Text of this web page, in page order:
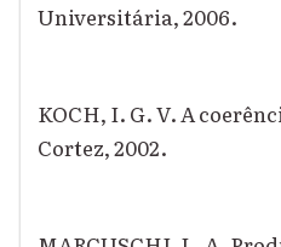
Universitária, 2006.
KOCH, I. G. V. A
Cortez, 2002.